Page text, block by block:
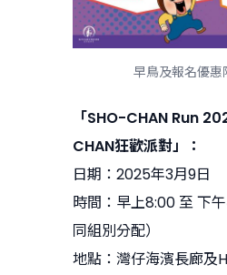
早鳥及報名優惠
「SHO-CHAN Run
CHAN狂歡派對」：
日期：2025年3月9日
時間：早上8:00 至 下
同組別分配）
地點：灣仔海濱長廊